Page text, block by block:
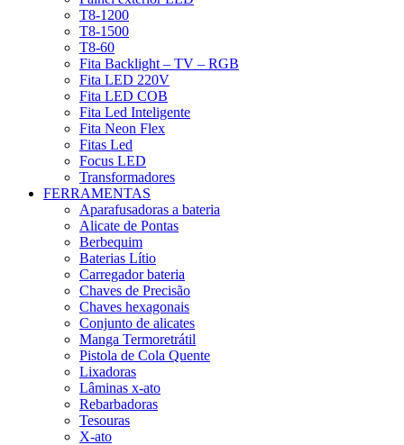
T8-1200
T8-1500
T8-60
Fita Backlight – TV – RGB
Fita LED 220V
Fita LED COB
Fita Led Inteligente
Fita Neon Flex
Fitas Led
Focus LED
Transformadores
FERRAMENTAS
Aparafusadoras a bateria
Alicate de Pontas
Berbequim
Baterias Lítio
Carregador bateria
Chaves de Precisão
Chaves hexagonais
Conjunto de alicates
Manga Termoretrátil
Pistola de Cola Quente
Lixadoras
Lâminas x-ato
Rebarbadoras
Tesouras
X-ato